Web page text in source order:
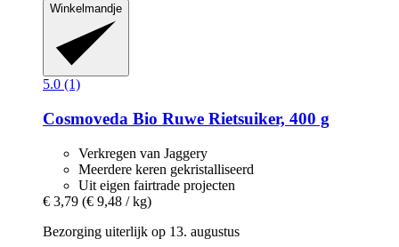
Winkelmandje
5.0 (1)
Cosmoveda Bio Ruwe Rietsuiker, 400 g
Verkregen van Jaggery
Meerdere keren gekristalliseerd
Uit eigen fairtrade projecten
€ 3,79 (€ 9,48 / kg)
Bezorging uiterlijk op 13. augustus